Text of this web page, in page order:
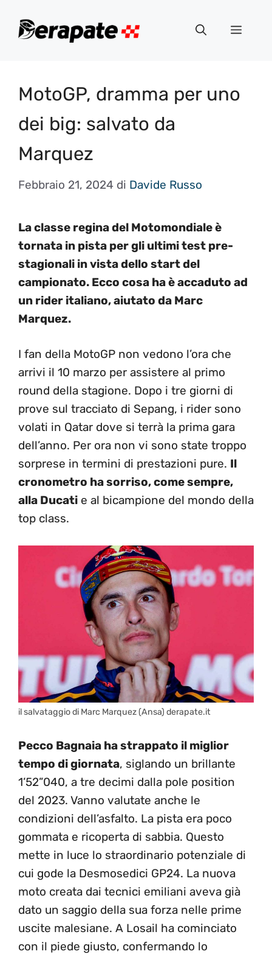
Menu
MotoGP, dramma per uno
dei big: salvato da
Marquez
Febbraio 21, 2024 di Davide Russo
La classe regina del Motomondiale è
tornata in pista per gli ultimi test pre-
stagionali in vista dello start del
campionato. Ecco cosa ha è accaduto ad
un rider italiano, aiutato da Marc
Marquez.
I fan della MotoGP non vedono l’ora che
arrivi il 10 marzo per assistere al primo
round della stagione. Dopo i tre giorni di
prove sul tracciato di Sepang, i rider sono
volati in Qatar dove si terrà la prima gara
dell’anno. Per ora non vi sono state troppo
sorprese in termini di prestazioni pure. Il
cronometro ha sorriso, come sempre,
alla Ducati e al bicampione del mondo della
top class.
il salvataggio di Marc Marquez (Ansa) derapate.it
Pecco Bagnaia ha strappato il miglior
tempo di giornata, siglando un brillante
1’52”040, a tre decimi dalla pole position
del 2023. Vanno valutate anche le
condizioni dell’asfalto. La pista era poco
gommata e ricoperta di sabbia. Questo
mette in luce lo straordinario potenziale di
cui gode la Desmosedici GP24. La nuova
moto creata dai tecnici emiliani aveva già
dato un saggio della sua forza nelle prime
uscite malesiane. A Losail ha cominciato
con il piede giusto, confermando lo